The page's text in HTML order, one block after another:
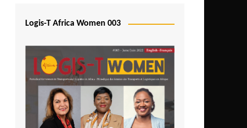
Logis-T Africa Women 003